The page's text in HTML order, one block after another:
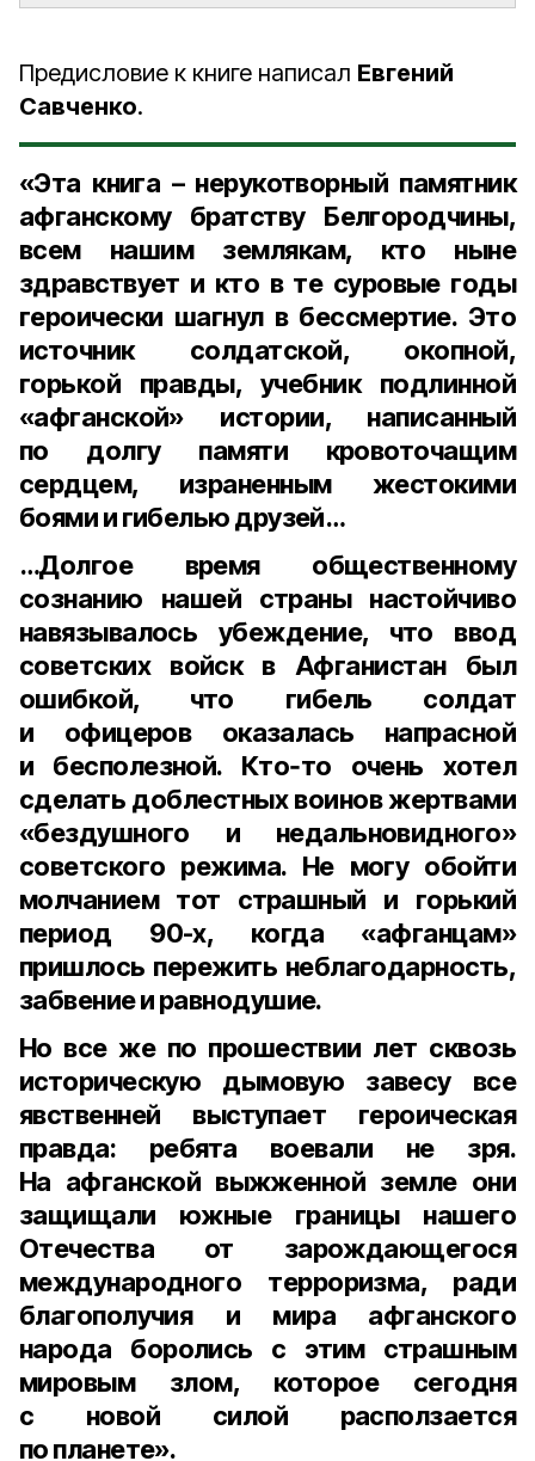
Предисловие к книге написал Евгений
Савченко.
«Эта книга – нерукотворный памятник
афганскому братству Белгородчины,
всем нашим землякам, кто ныне
здравствует и кто в те суровые годы
героически шагнул в бессмертие. Это
источник солдатской, окопной,
горькой правды, учебник подлинной
«афганской» истории, написанный
по долгу памяти кровоточащим
сердцем, израненным жестокими
боями и гибелью друзей…
…Долгое время общественному
сознанию нашей страны настойчиво
навязывалось убеждение, что ввод
советских войск в Афганистан был
ошибкой, что гибель солдат
и офицеров оказалась напрасной
и бесполезной. Кто‑то очень хотел
сделать доблестных воинов жертвами
«бездушного и недальновидного»
советского режима. Не могу обойти
молчанием тот страшный и горький
период 90-х, когда «афганцам»
пришлось пережить неблагодарность,
забвение и равнодушие.
Но все же по прошествии лет сквозь
историческую дымовую завесу все
явственней выступает героическая
правда: ребята воевали не зря.
На афганской выжженной земле они
защищали южные границы нашего
Отечества от зарождающегося
международного терроризма, ради
благополучия и мира афганского
народа боролись с этим страшным
мировым злом, которое сегодня
с новой силой расползается
по планете».